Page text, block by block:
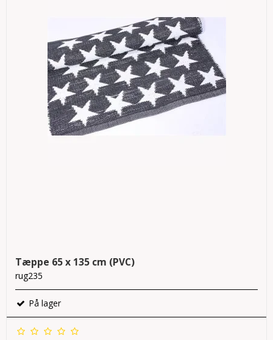
Tæppe 65 x 135 cm (PVC)
rug235
På lager